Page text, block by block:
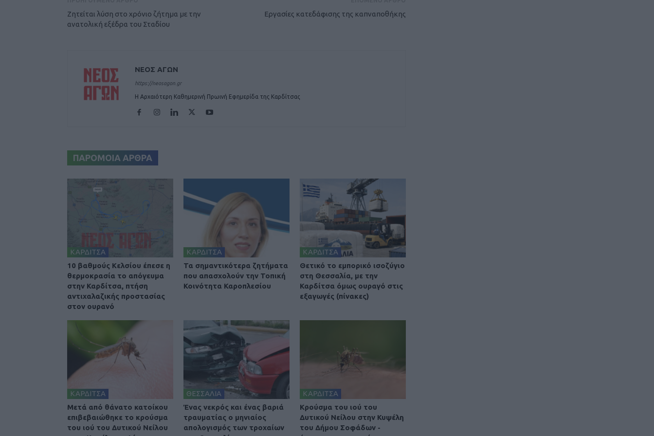
Ζητείται λύση στο χρόνιο ζήτημα με την
ανατολική εξέδρα του Σταδίου
Εργασίες κατεδάφισης της καπναποθήκης
ΝΕΟΣ ΑΓΩΝ
https://neosagon.gr
Η Αρχαιότερη Καθημερινή Πρωινή Εφημερίδα της Καρδίτσας
ΠΑΡΟΜΟΙΑ ΑΡΘΡΑ
ΚΑΡΔΙΤΣΑ
10 βαθμούς Κελσίου έπεσε η
θερμοκρασία το απόγευμα
στην Καρδίτσα, πτήση
αντιχαλαζικής προστασίας
στον ουρανό
ΚΑΡΔΙΤΣΑ
Τα σημαντικότερα ζητήματα
που απασχολούν την Τοπική
Κοινότητα Καροπλεσίου
ΚΑΡΔΙΤΣΑ
Θετικό το εμπορικό ισοζύγιο
στη Θεσσαλία, με την
Καρδίτσα όμως ουραγό στις
εξαγωγές (πίνακες)
ΚΑΡΔΙΤΣΑ
Μετά από θάνατο κατοίκου
επιβεβαιώθηκε το κρούσμα
του ιού του Δυτικού Νείλου
ΘΕΣΣΑΛΙΑ
Ένας νεκρός και ένας βαριά
τραυματίας ο μηνιαίος
απολογισμός των τροχαίων
ΚΑΡΔΙΤΣΑ
Κρούσμα του ιού του
Δυτικού Νείλου στην Κυψέλη
του Δήμου Σοφάδων -